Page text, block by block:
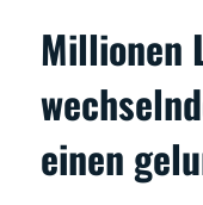
Millionen
einen